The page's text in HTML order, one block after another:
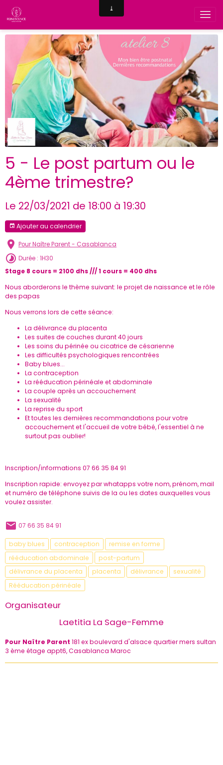
5 - Le post partum ou le
4ème trimestre?
Le 22/03/2021 de 18:00 à 19:30
Ajouter au calendrier
Pour Naître Parent - Casablanca
Durée : 1H30
Stage 8 cours = 2100 dhs /// 1 cours = 400 dhs
Nous aborderons le thème suivant: le projet de naissance et le rôle
des papas
Nous verrons lors de cette séance:
La délivrance du placenta
Les suites de couches durant 40 jours
Les soins du périnée ou cicatrice de césarienne
Les difficultés psychologiques rencontrées
Baby blues...
La contraception
La rééducation périnéale et abdominale
La couple après un accouchement
La sexualité
La reprise du sport
Et toutes les dernières recommandations pour votre
accouchement et l'accueil de votre bébé, l'essentiel à ne
surtout pas oublier!
Inscription/informations 07 66 35 84 91
Inscription rapide: envoyez par whatapps votre nom, prénom, mail
et numéro de téléphone suivis de la ou les dates auxquelles vous
voulez assister.
07 66 35 84 91
baby blues contraception
remise en forme
rééducation abdominale
post-partum
délivrance du placenta
placenta délivrance
sexualité
Rééducation périnéale
Organisateur
Laetitia La Sage-Femme
Pour Naître Parent 181 ex boulevard d'alsace quartier mers sultan
3 ème étage appt6, Casablanca Maroc